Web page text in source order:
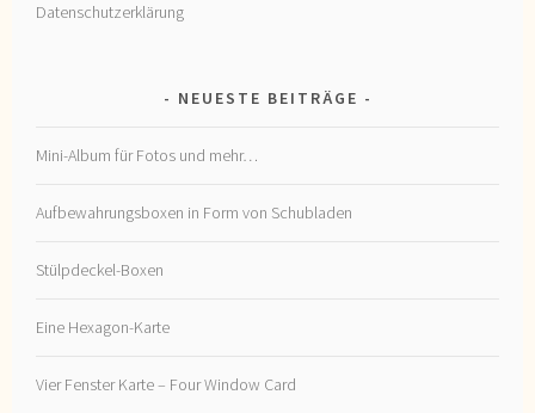
Datenschutzerklärung
NEUESTE BEITRÄGE
Mini-Album für Fotos und mehr…
Aufbewahrungsboxen in Form von Schubladen
Stülpdeckel-Boxen
Eine Hexagon-Karte
Vier Fenster Karte – Four Window Card